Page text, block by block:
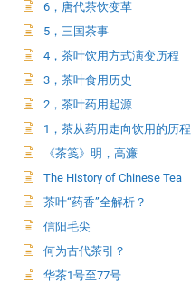
6，唐代茶饮变革
5，三国茶事
4，茶叶饮用方式演变历程
3，茶叶食用历史
2，茶叶药用起源
1，茶从药用走向饮用的历程
《茶笺》明，高濂
The History of Chinese Tea
茶叶“药香”全解析？
信阳毛尖
何为古代茶引？
华茶1号至77号